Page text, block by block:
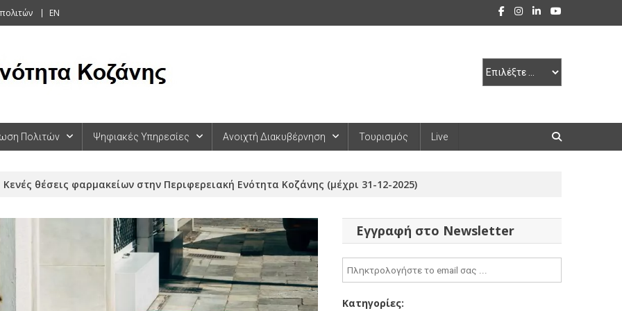
EN
Πολιτών Ψηφιακές Υπηρεσίες Ανοιχτή Διακυβέρνηση Τουρισμός Live
Κενές θέσεις φαρμακείων στην Περιφερειακή Ενότητα Κοζάνης (μέχρι 31-12-2025)
Εγγραφή στο Newsletter
Κατηγορίες: